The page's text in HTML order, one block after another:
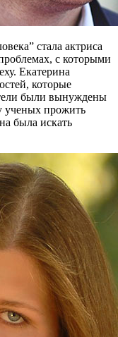
стала актриса
с которыми
Екатерина
которые
были вынуждены
ученых прожить
была искать